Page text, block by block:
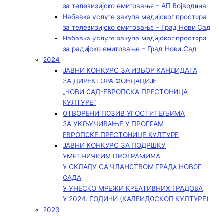
за телевизијско емитовање – АП Војводинa
Набавка услуге закупа медијског простора
за телевизијско емитовање – Град Нови Сад
Набавка услуге закупа медијског простора
за радијско емитовање – Град Нови Сад
2024
ЈАВНИ КОНКУРС ЗА ИЗБОР КАНДИДАТА
ЗА ДИРЕКТОРА ФОНДАЦИЈЕ
„НОВИ САД-ЕВРОПСКА ПРЕСТОНИЦА
КУЛТУРЕ“
ОТВОРЕНИ ПОЗИВ УГОСТИТЕЉИМА
ЗА УКЉУЧИВАЊЕ У ПРОГРАМ
ЕВРОПСКЕ ПРЕСТОНИЦЕ КУЛТУРЕ
ЈАВНИ КОНКУРС ЗА ПОДРШКУ
УМЕТНИЧКИМ ПРОГРАМИМА
У СКЛАДУ СА ЧЛАНСТВОМ ГРАДА НОВОГ
САДА
У УНЕСКО МРЕЖИ КРЕАТИВНИХ ГРАДОВА
У 2024. ГОДИНИ (КАЛЕИДОСКОП КУЛТУРЕ)
2023